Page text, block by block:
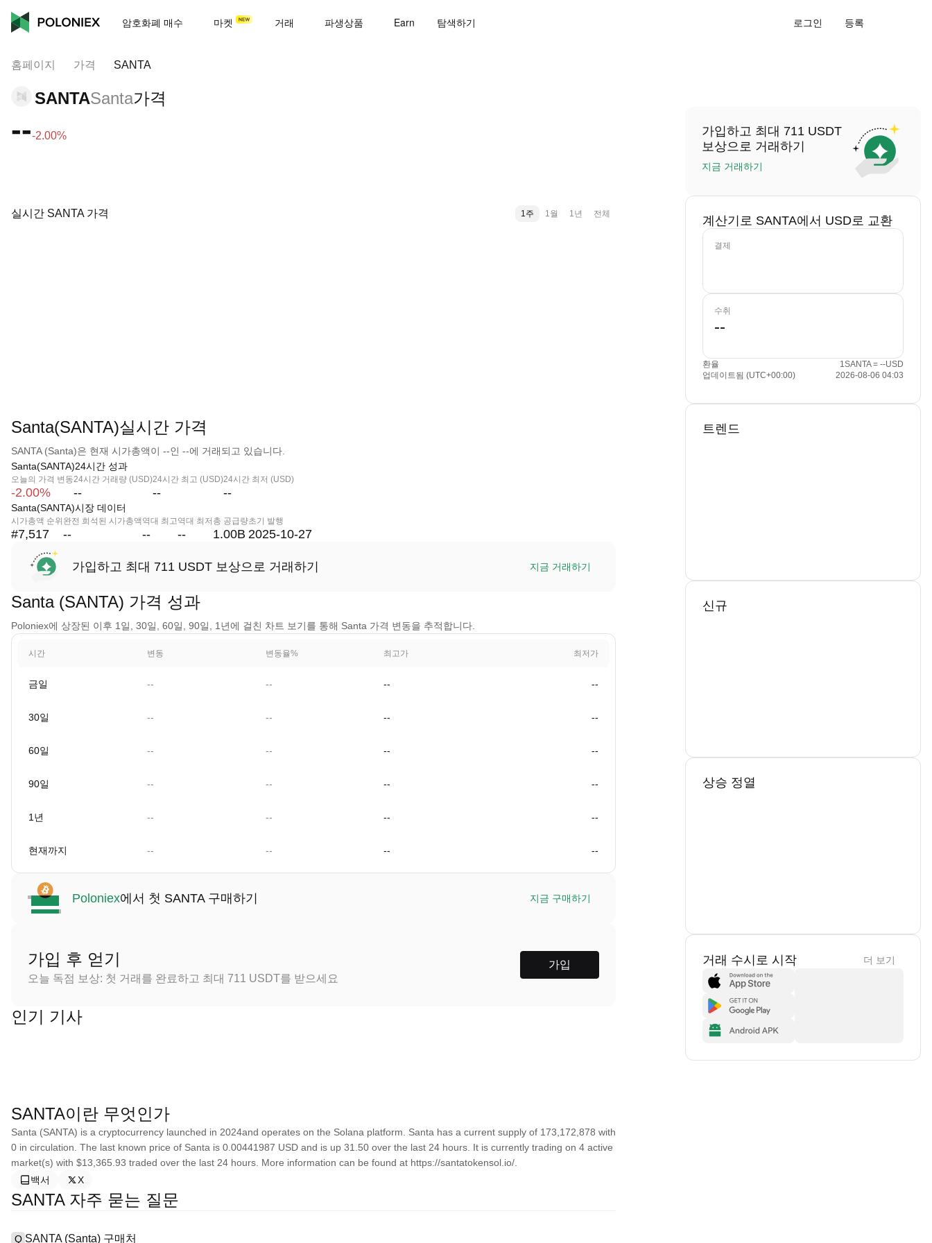
암호화폐 매수 마켓 거래 파생상품 Earn 탐색하기 로그인 등록
홈페이지 가격 SANTA
SANTASanta가격
---2.00%
실시간 SANTA 가격 1주 1월 1년 전체
Santa(SANTA)실시간 가격
SANTA (Santa)은 현재 시가총액이 --인 --에 거래되고 있습니다.
Santa(SANTA)24시간 성과
오늘의 가격 변동
-2.00%
24시간 거래량 (USD)
--
24시간 최고 (USD)
--
24시간 최저 (USD)
--
Santa(SANTA)시장 데이터
시가총액 순위
#7,517
완전 희석된 시가총액
--
역대 최고
--
역대 최저
--
총 공급량
1.00B
초기 발행
2025-10-27
가입하고 최대 711 USDT 보상으로 거래하기 지금 거래하기
Santa (SANTA) 가격 성과
Poloniex에 상장된 이후 1일, 30일, 60일, 90일, 1년에 걸친 차트 보기를 통해 Santa 가격 변동을 추적합니다.
시간 변동 변동율% 최고가 최저가
금일 -- -- -- --
30일 -- -- -- --
60일 -- -- -- --
90일 -- -- -- --
1년 -- -- -- --
현재까지 -- -- -- --
Poloniex에서 첫 SANTA 구매하기 지금 구매하기
가입 후 얻기
오늘 독점 보상: 첫 거래를 완료하고 최대 711 USDT를 받으세요
가입
인기 기사
SANTA이란 무엇인가
Santa (SANTA) is a cryptocurrency launched in 2024and operates on the Solana platform. Santa has a current supply of 173,172,878 with
0 in circulation. The last known price of Santa is 0.00441987 USD and is up 31.50 over the last 24 hours. It is currently trading on 4 active
market(s) with $13,365.93 traded over the last 24 hours. More information can be found at https://santatokensol.io/.
백서
X
SANTA 자주 묻는 질문
Q SANTA (Santa) 구매처
가입하고 최대 711 USDT
보상으로 거래하기
지금 거래하기
계산기로 SANTA에서 USD로 교환
결제
수취
환율
1SANTA = --USD
업데이트됨 (UTC+00:00)
2026-08-06 04:03
트렌드
신규
상승 정열
거래 수시로 시작 더 보기